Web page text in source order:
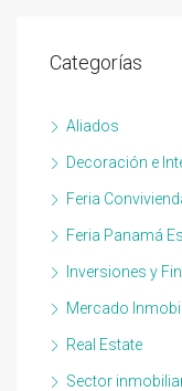
Categorías
Aliados
Decoración e
Feria
Feria Panamá
Inversiones y
Mercado
Real Estate
Sector